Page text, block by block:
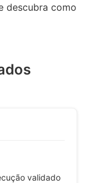
descubra como
validado